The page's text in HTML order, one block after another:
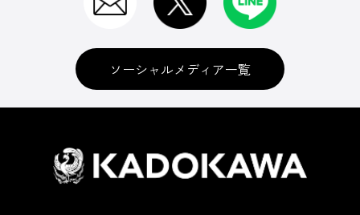
ソーシャルメディア一覧